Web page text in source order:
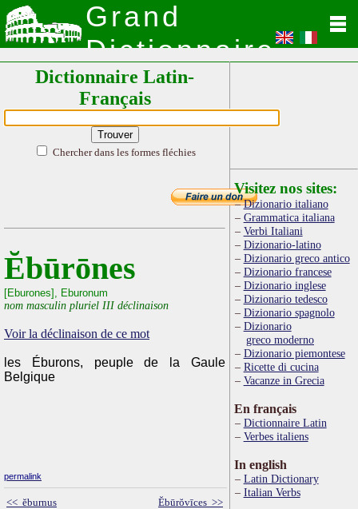
Grand
Dictionnaire
Latin
Dictionnaire Latin-
Français
Chercher dans les formes fléchies
Ĕbūrōnes
[Eburones], Eburonum
nom masculin pluriel III déclinaison
Voir la déclinaison de ce mot
les Éburons, peuple de la Gaule
Belgique
permalink
<< ĕburnus Ĕbūrŏvīces >>
Visitez nos sites:
Dizionario italiano
Grammatica italiana
Verbi Italiani
Dizionario-latino
Dizionario greco antico
Dizionario francese
Dizionario inglese
Dizionario tedesco
Dizionario spagnolo
Dizionario
greco moderno
Dizionario piemontese
Ricette di cucina
Vacanze in Grecia
En français
Dictionnaire Latin
Verbes italiens
In english
Latin Dictionary
Italian Verbs